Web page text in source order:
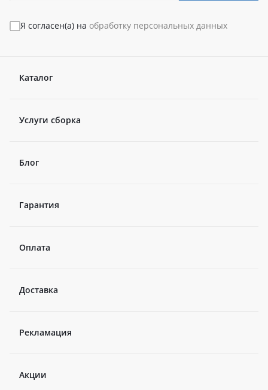
Я согласен(а) на обработку персональных данных
Каталог
Услуги сборка
Блог
Гарантия
Оплата
Доставка
Рекламация
Акции